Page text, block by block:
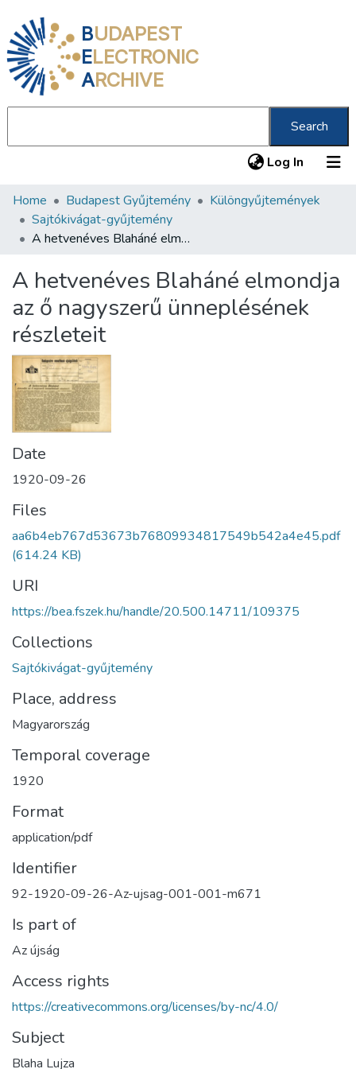
BUDAPEST
ELECTRONIC
ARCHIVE
Search
Log In (current)
Communities & Collections
All of DSpace
About us
Home Budapest Gyűjtemény
Különgyűjtemények
Sajtókivágat-gyűjtemény
A hetvenéves Blaháné elmondja az ő nagyszerű ünneplésének részleteit
A hetvenéves Blaháné elmondja
az ő nagyszerű ünneplésének
részleteit
Date
1920-09-26
Files
aa6b4eb767d53673b76809934817549b542a4e45.pdf
(614.24 KB)
URI
https://bea.fszek.hu/handle/20.500.14711/109375
Collections
Sajtókivágat-gyűjtemény
Place, address
Magyarország
Temporal coverage
1920
Format
application/pdf
Identifier
92-1920-09-26-Az-ujsag-001-001-m671
Is part of
Az újság
Access rights
https://creativecommons.org/licenses/by-nc/4.0/
Subject
Blaha Lujza